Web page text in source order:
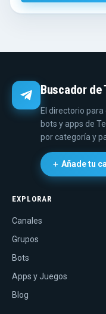
Buscador de
El directorio
bots y apps de
por categoría y
＋ Añade tu
EXPLORAR
Canales
Grupos
Bots
Apps y Juegos
Blog